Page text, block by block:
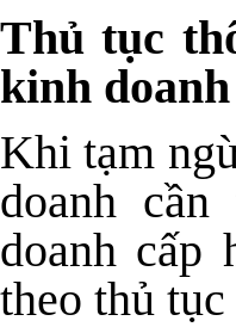
Thủ tục
kinh doanh
Khi tạm
doanh
doanh cấp
theo thủ tục